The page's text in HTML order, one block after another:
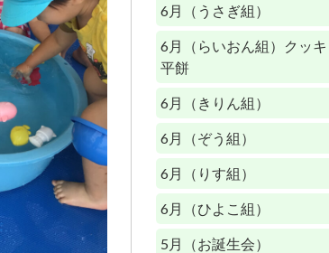
6月（うさぎ組）
6月（らいおん組）クッ
平餅
6月（きりん組）
6月（ぞう組）
6月（りす組）
6月（ひよこ組）
5月（お誕生会）